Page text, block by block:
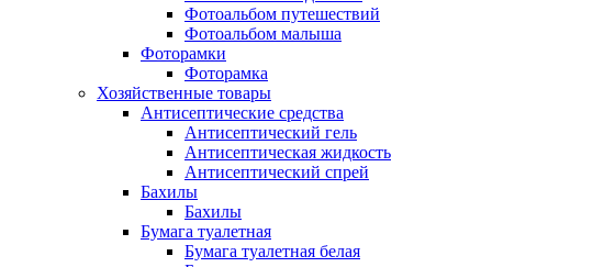
Фотоальбом путешествий
Фотоальбом малыша
Фоторамки
Фоторамка
Хозяйственные товары
Антисептические средства
Антисептический гель
Антисептическая жидкость
Антисептический спрей
Бахилы
Бахилы
Бумага туалетная
Бумага туалетная белая